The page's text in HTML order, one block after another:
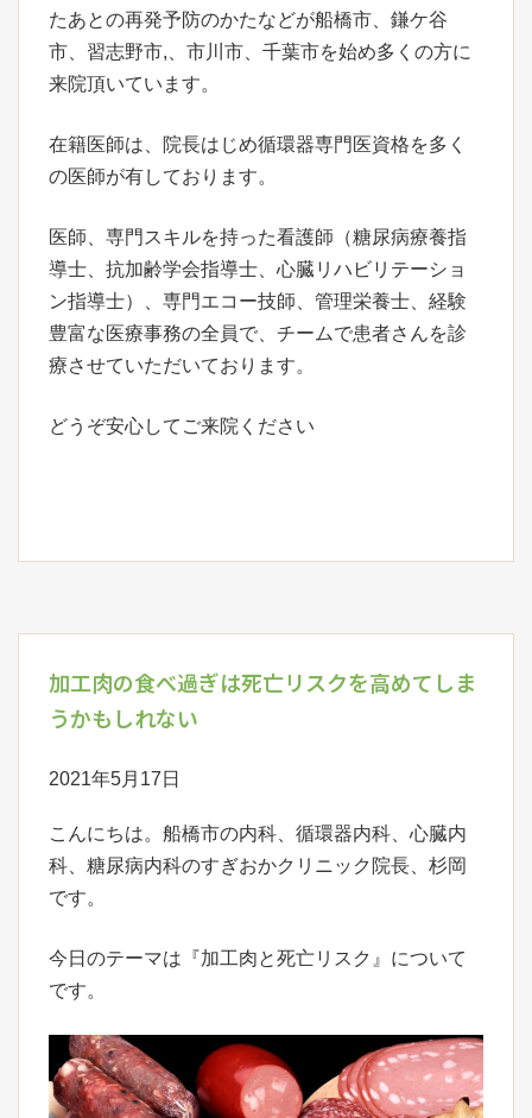
たあとの再発予防のかたなどが船橋市、鎌ケ谷
市、習志野市,、市川市、千葉市を始め多くの方に
来院頂いています。
在籍医師は、院長はじめ循環器専門医資格を多く
の医師が有しております。
医師、専門スキルを持った看護師（糖尿病療養指
導士、抗加齢学会指導士、心臓リハビリテーショ
ン指導士）、専門エコー技師、管理栄養士、経験
豊富な医療事務の全員で、チームで患者さんを診
療させていただいております。
どうぞ安心してご来院ください
加工肉の食べ過ぎは死亡リスクを高めてしま
うかもしれない
2021年5月17日
こんにちは。船橋市の内科、循環器内科、心臓内
科、糖尿病内科のすぎおかクリニック院長、杉岡
です。
今日のテーマは『加工肉と死亡リスク』について
です。